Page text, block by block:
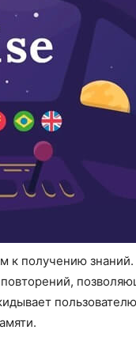
к получению